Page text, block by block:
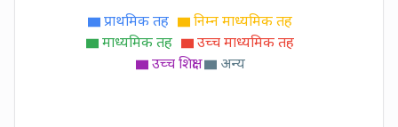
प्राथमिक तह
निम्न माध्यमिक तह
माध्यमिक तह
उच्च माध्यमिक तह
उच्च शिक्षा
अन्य